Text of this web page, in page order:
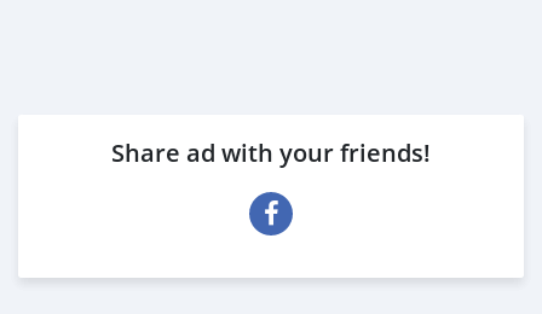
Share ad with your friends!